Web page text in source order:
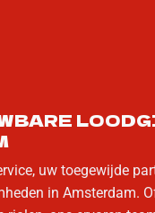
uw toegewijde
in Amsterdam.